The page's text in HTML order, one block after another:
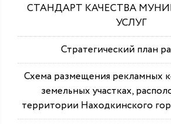
СТАНДАРТ КАЧЕСТВА
УСЛУГ
Стратегический план
Схема размещения рекламных
земельных участках,
территории Находкинского